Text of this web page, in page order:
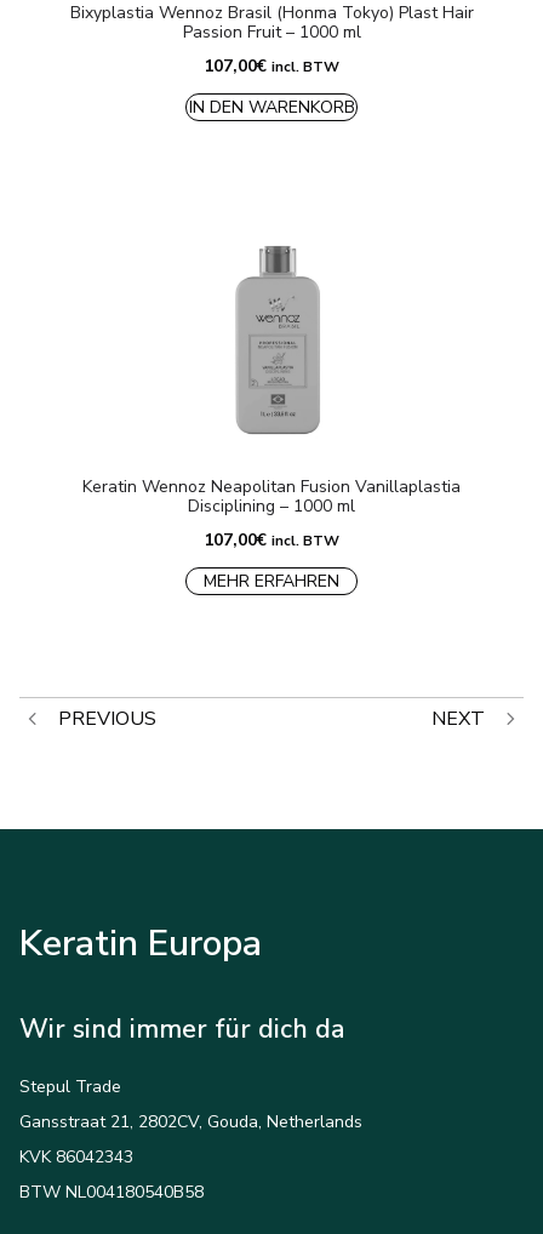
Bixyplastia Wennoz Brasil (Honma Tokyo) Plast Hair
Passion Fruit – 1000 ml
107,00€ incl. BTW
IN DEN WARENKORB
Keratin Wennoz Neapolitan Fusion Vanillaplastia
Disciplining – 1000 ml
107,00€ incl. BTW
MEHR ERFAHREN
Beitragsnavigation
PREVIOUS NEXT
Keratin Europa
Wir sind immer für dich da
Stepul Trade
Gansstraat 21, 2802CV, Gouda, Netherlands
KVK 86042343
BTW NL004180540B58